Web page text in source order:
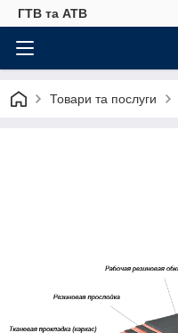
ГТВ та АТВ
Товари та послуги